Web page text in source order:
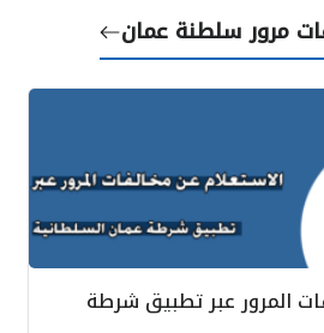
مرور سلطنة عمان
المرور عبر تطبيق شرطة